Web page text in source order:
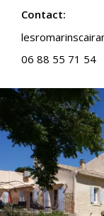
Contact:
06 88 55 71 54